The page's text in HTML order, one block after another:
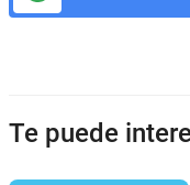
Te puede